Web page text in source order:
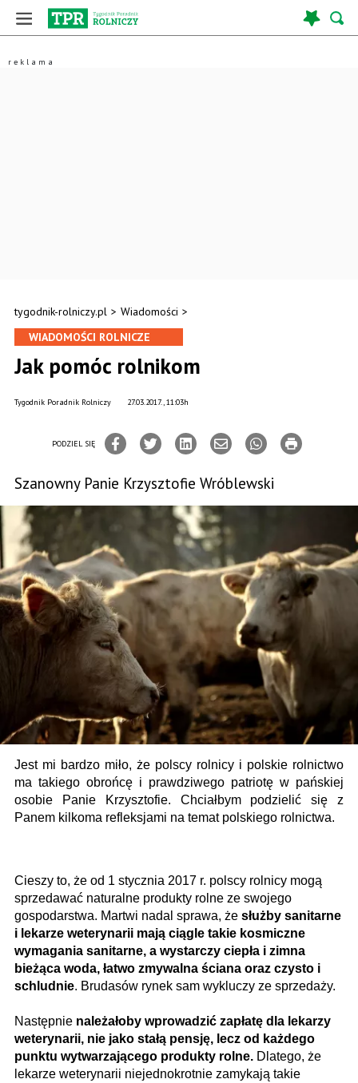
tygodnik-rolniczy.pl > Wiadomości >
WIADOMOŚCI ROLNICZE
Jak pomóc rolnikom
27.03.2017., 11:03h
Tygodnik Poradnik Rolniczy
PODZIEL SIĘ
Szanowny Panie Krzysztofie Wróblewski
Jest mi bardzo miło, że polscy rolnicy i polskie rolnictwo
ma takiego obrońcę i prawdziwego patriotę w pańskiej
osobie Panie Krzysztofie. Chciałbym podzielić się z
Panem kilkoma refleksjami na temat polskiego rolnictwa.
Cieszy to, że od 1 stycznia 2017 r. polscy rolnicy mogą
sprzedawać naturalne produkty rolne ze swojego
gospodarstwa. Martwi nadal sprawa, że służby sanitarne
i lekarze weterynarii mają ciągle takie kosmiczne
wymagania sanitarne, a wystarczy ciepła i zimna
bieżąca woda, łatwo zmywalna ściana oraz czysto i
schludnie. Brudasów rynek sam wykluczy ze sprzedaży.
Następnie należałoby wprowadzić zapłatę dla lekarzy
weterynarii, nie jako stałą pensję, lecz od każdego
punktu wytwarzającego produkty rolne. Dlatego, że
lekarze weterynarii niejednokrotnie zamykają takie